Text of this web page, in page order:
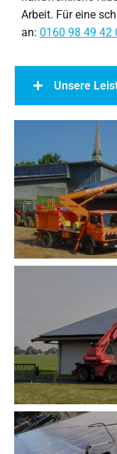
Arbeit. Für eine
an: 0160 98 49 42
Unsere